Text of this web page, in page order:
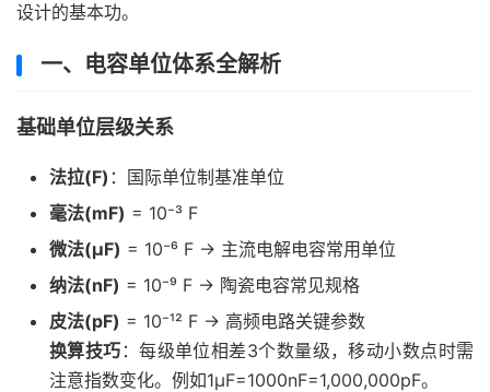
设计的基本功。
一、电容单位体系全解析
基础单位层级关系
法拉(F) ：国际单位制基准单位
毫法(mF) = 10⁻³ F
微法(μF) = 10⁻⁶ F → 主流电解电容常用单位
纳法(nF) = 10⁻⁹ F → 陶瓷电容常见规格
皮法(pF) = 10⁻¹² F → 高频电路关键参数
换算技巧 ：每级单位相差3个数量级，移动小数点时需
注意指数变化。例如1μF=1000nF=1,000,000pF。